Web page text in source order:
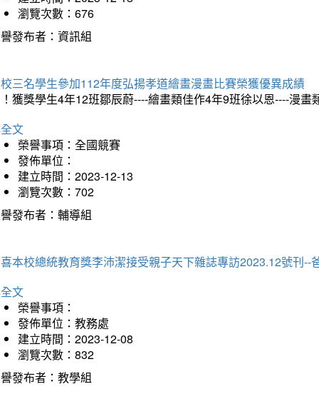
瀏覽次數：676
發布者：資訊組
三名學生參加112年度弘揚孝道繪畫漫畫比賽榮獲優異成績
獲獎學生4年12班鄒辰蔚----繪畫類佳作4年9班徐以恩----漫
文
榮譽事項：全國競賽
發佈單位：
建立時間：2023-12-13
瀏覽次數：702
發布者：輔導組
本校總統教育獎李沛潔接受親子天下雜誌專訪2023.12號刊--
文
榮譽事項：
發佈單位：教務處
建立時間：2023-12-08
瀏覽次數：832
發布者：教學組